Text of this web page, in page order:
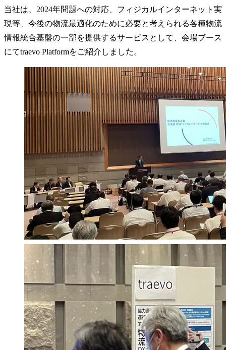
当社は、2024年問題への対応、フィジカルインターネット実
現等、今後の物流最適化のために必要と考えられる各種物流
情報統合基盤の一部を提供するサービスとして、会場ブース
にてtraevo Platformをご紹介しました。